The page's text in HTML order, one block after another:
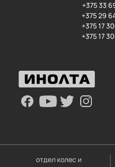
+375 33
+375 29
+375 17
+375 17
отдел колес и